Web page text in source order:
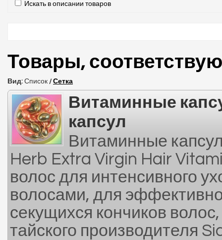
Искать в описании товаров
Товары,
Вид: Список / Сетка
Витаминные
капсул
Витаминные
Herb Extra Virgin Hair
волос для интенсивного
волосами, для
секущихся кончиков
тайского производителя